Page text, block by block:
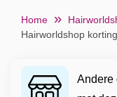
Home
Hairworldshop
Andere